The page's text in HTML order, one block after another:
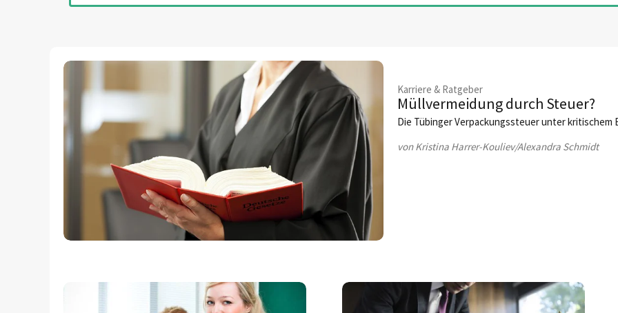
Karriere & Ratgeber
Müllvermeidung durch Steuer?
Die Tübinger Verpackungssteuer unter kritischem
von Kristina Harrer-Kouliev/Alexandra Schmidt